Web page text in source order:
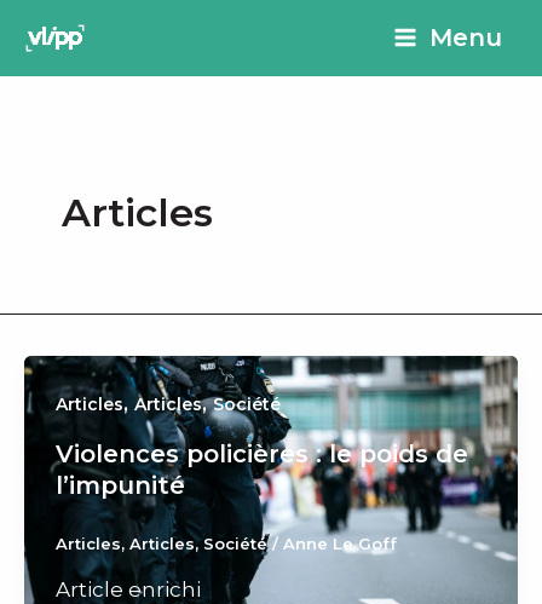
principal
Menu
Articles
Articles, Articles,Société
Violences policières : le poids de
l’impunité
Articles, Articles,Société/ Anne Le Goff
Article enrichi